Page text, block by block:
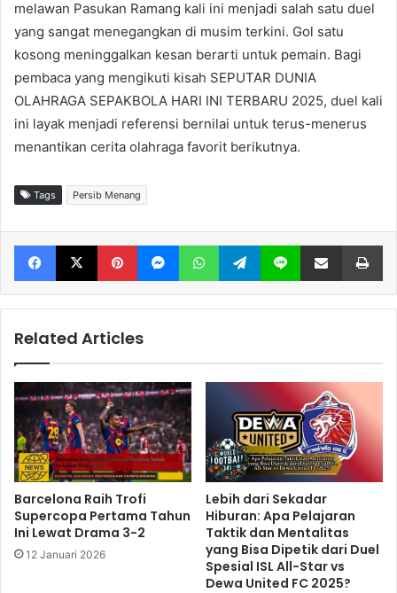
melawan Pasukan Ramang kali ini menjadi salah satu duel
yang sangat menegangkan di musim terkini. Gol satu
kosong meninggalkan kesan berarti untuk pemain. Bagi
pembaca yang mengikuti kisah SEPUTAR DUNIA
OLAHRAGA SEPAKBOLA HARI INI TERBARU 2025, duel kali
ini layak menjadi referensi bernilai untuk terus-menerus
menantikan cerita olahraga favorit berikutnya.
Tags Persib Menang
Facebook X Pinterest Messenger WhatsApp Telegram Line Share via Email
Related Articles
Barcelona Raih Trofi
Supercopa Pertama Tahun
Ini Lewat Drama 3-2
12 Januari 2026
Lebih dari Sekadar
Hiburan: Apa Pelajaran
Taktik dan Mentalitas
yang Bisa Dipetik dari Duel
Spesial ISL All-Star vs
Dewa United FC 2025?